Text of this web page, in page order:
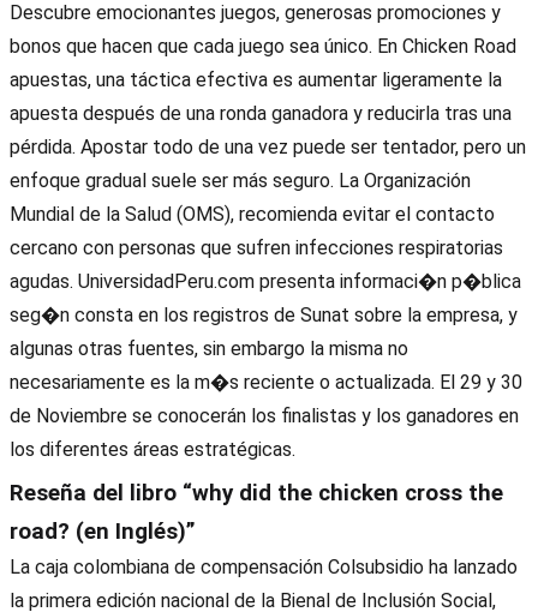
Descubre emocionantes juegos, generosas promociones y
bonos que hacen que cada juego sea único. En Chicken Road
apuestas, una táctica efectiva es aumentar ligeramente la
apuesta después de una ronda ganadora y reducirla tras una
pérdida. Apostar todo de una vez puede ser tentador, pero un
enfoque gradual suele ser más seguro. La Organización
Mundial de la Salud (OMS), recomienda evitar el contacto
cercano con personas que sufren infecciones respiratorias
agudas. UniversidadPeru.com presenta informaci�n p�blica
seg�n consta en los registros de Sunat sobre la empresa, y
algunas otras fuentes, sin embargo la misma no
necesariamente es la m�s reciente o actualizada. El 29 y 30
de Noviembre se conocerán los finalistas y los ganadores en
los diferentes áreas estratégicas.
Reseña del libro “why did the chicken cross the
road? (en Inglés)”
La caja colombiana de compensación Colsubsidio ha lanzado
la primera edición nacional de la Bienal de Inclusión Social,